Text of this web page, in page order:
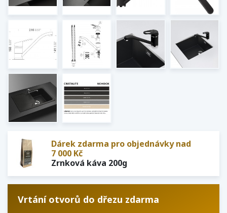
Dárek zdarma pro objednávky nad
7 000 Kč
Zrnková káva 200g
Vrtání otvorů do dřezu zdarma